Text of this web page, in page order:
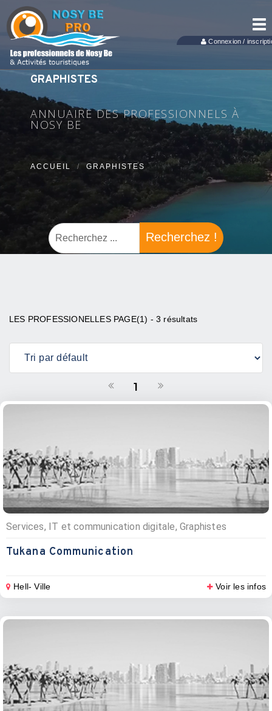
Connexion /
GRAPHISTES
ANNUAIRE DES PROFESSIONNELS À
NOSY BE
ACCUEIL GRAPHISTES
Recherchez !
LES PROFESSIONELLES PAGE(1) - 3 résultats
1
Services, IT et communication digitale, Graphistes
Tukana Communication
Hell- Ville Voir les infos